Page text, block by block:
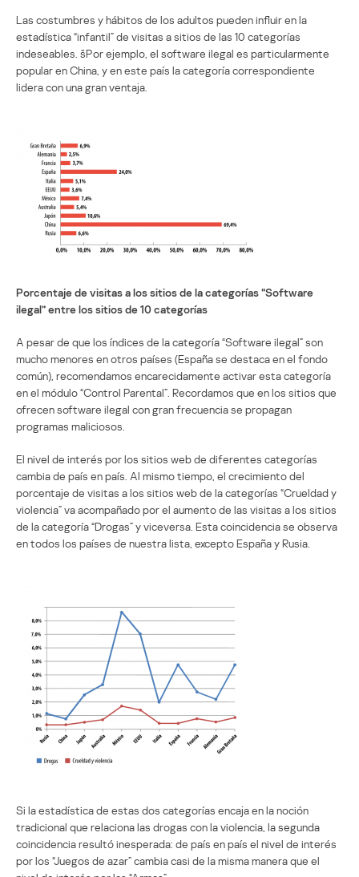
Las costumbres y hábitos de los adultos pueden influir en la
estadística “infantil” de visitas a sitios de las 10 categorías
indeseables. šPor ejemplo, el software ilegal es particularmente
popular en China, y en este país la categoría correspondiente
lidera con una gran ventaja.
Porcentaje de visitas a los sitios de la categorías “Software
ilegal” entre los sitios de 10 categorías
A pesar de que los índices de la categoría “Software ilegal” son
mucho menores en otros países (España se destaca en el fondo
común), recomendamos encarecidamente activar esta categoría
en el módulo “Control Parental”. Recordamos que en los sitios que
ofrecen software ilegal con gran frecuencia se propagan
programas maliciosos.
El nivel de interés por los sitios web de diferentes categorías
cambia de país en país. Al mismo tiempo, el crecimiento del
porcentaje de visitas a los sitios web de la categorías “Crueldad y
violencia” va acompañado por el aumento de las visitas a los sitios
de la categoría “Drogas” y viceversa. Esta coincidencia se observa
en todos los países de nuestra lista, excepto España y Rusia.
Si la estadística de estas dos categorías encaja en la noción
tradicional que relaciona las drogas con la violencia, la segunda
coincidencia resultó inesperada: de país en país el nivel de interés
por los “Juegos de azar” cambia casi de la misma manera que el